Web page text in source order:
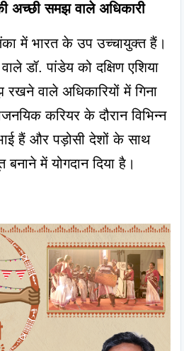
अच्छी समझ वाले अधिकारी
में भारत के उप उच्चायुक्त हैं।
डॉ. पांडेय को दक्षिण एशिया
वाले अधिकारियों में गिना
करियर के दौरान विभिन्न
हैं और पड़ोसी देशों के साथ
में योगदान दिया है।